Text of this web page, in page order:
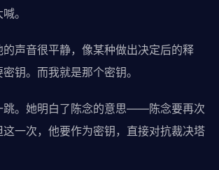
。
的声音很平静，像某种做出决定后的释
钥。而我就是那个密钥。
跳。她明白了陈念的意思——陈念要再次
一次，他要作为密钥，直接对抗裁决塔